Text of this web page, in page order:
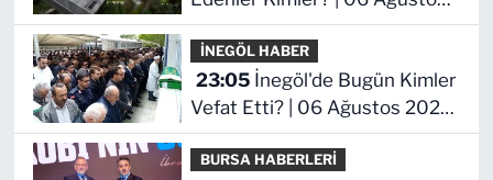
2026 Perşembe
İNEGÖL HABER
23:05İnegöl'de Bugün Kimler
Vefat Etti? | 06 Ağustos 2026
Perşembe
BURSA HABERLERİ